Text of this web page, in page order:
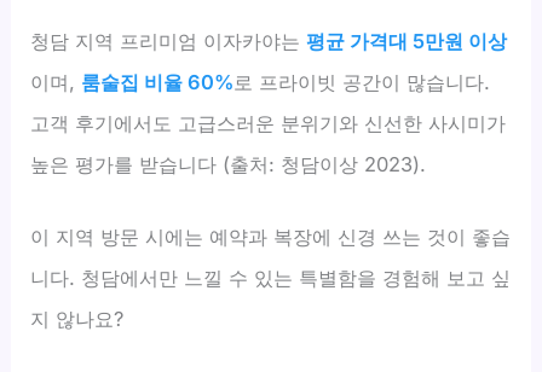
청담 지역 프리미엄 이자카야는평균 가격대 5만원 이상
이며, 룸술집 비율 60% 로 프라이빗 공간이 많습니다.
고객 후기에서도 고급스러운 분위기와 신선한 사시미가
높은 평가를 받습니다 (출처: 청담이상 2023).
이 지역 방문 시에는 예약과 복장에 신경 쓰는 것이 좋습
니다. 청담에서만 느낄 수 있는 특별함을 경험해 보고 싶
지 않나요?